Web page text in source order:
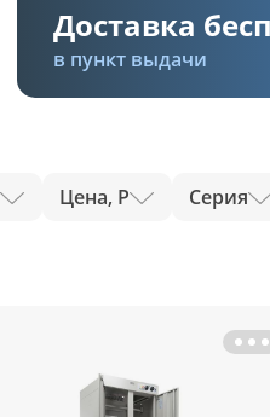
Доставка
в пункт выдачи
Цена, Р Серия